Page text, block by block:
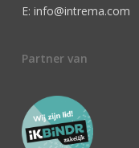
E: info@intrema.com
Partner van